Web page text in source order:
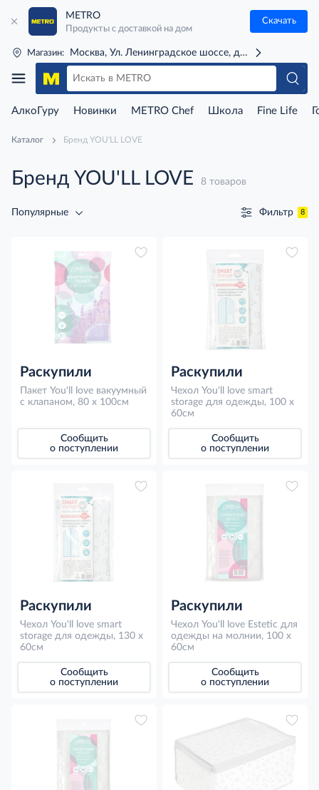
METRO
Продукты с доставкой на дом
Скачать
Магазин: Москва, Ул. Ленинградское шоссе, д. 71Г (м. Речной
АлкоГуру Новинки METRO Chef Школа Fine Life
Каталог Бренд YOU'LL LOVE
Бренд YOU'LL LOVE 8 товаров
Популярные Фильтр 8
Раскупили
Пакет You'll love вакуумный
с клапаном, 80 x 100см
Сообщить
о поступлении
Раскупили
Чехол You'll love smart
storage для одежды, 100 x
60см
Сообщить
о поступлении
Раскупили
Чехол You'll love smart
storage для одежды, 130 x
60см
Сообщить
о поступлении
Раскупили
Чехол You'll love Estetic для
одежды на молнии, 100 x
60см
Сообщить
о поступлении